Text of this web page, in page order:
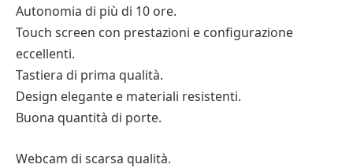
Autonomia di più di 10 ore.
Touch screen con prestazioni e configurazione
eccellenti.
Tastiera di prima qualità.
Design elegante e materiali resistenti.
Buona quantità di porte.
Webcam di scarsa qualità.